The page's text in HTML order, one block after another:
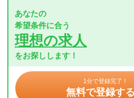
あなたの
希望条件に合う
理想の求人
をお探しします！
1分で登録完了！
無料で登録する